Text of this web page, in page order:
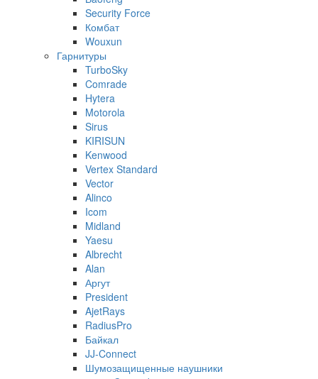
Security Force
Комбат
Wouxun
Гарнитуры
TurboSky
Comrade
Hytera
Motorola
Sirus
KIRISUN
Kenwood
Vertex Standard
Vector
Alinco
Icom
Midland
Yaesu
Albrecht
Alan
Аргут
President
AjetRays
RadiusPro
Байкал
JJ-Connect
Шумозащищенные наушники